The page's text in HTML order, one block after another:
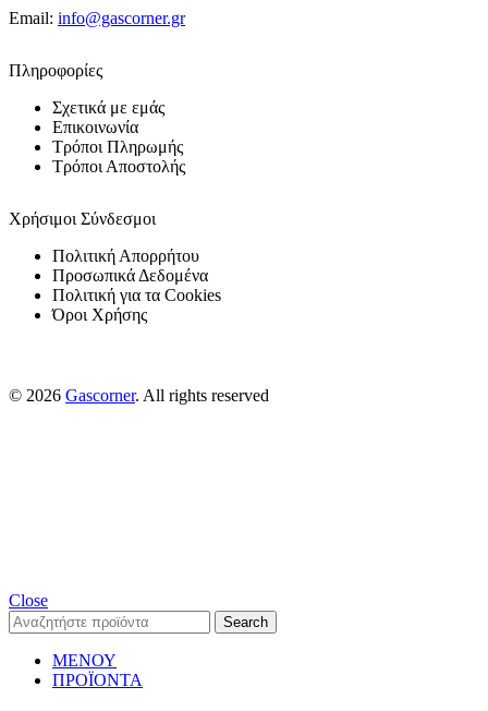
Email: info@gascorner.gr
Πληροφορίες
Σχετικά με εμάς
Επικοινωνία
Τρόποι Πληρωμής
Τρόποι Αποστολής
Χρήσιμοι Σύνδεσμοι
Πολιτική Απορρήτου
Προσωπικά Δεδομένα
Πολιτική για τα Cookies
Όροι Χρήσης
© 2026 Gascorner. All rights reserved
Close
Search
ΜΕΝΟΥ
ΠΡΟΪΟΝΤΑ